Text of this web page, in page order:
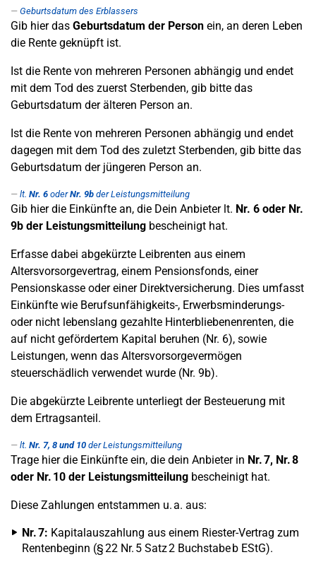
Geburtsdatum des Erblassers
Gib hier das Geburtsdatum der Person ein, an deren Leben
die Rente geknüpft ist.
Ist die Rente von mehreren Personen abhängig und endet
mit dem Tod des zuerst Sterbenden, gib bitte das
Geburtsdatum der älteren Person an.
Ist die Rente von mehreren Personen abhängig und endet
dagegen mit dem Tod des zuletzt Sterbenden, gib bitte das
Geburtsdatum der jüngeren Person an.
lt. Nr. 6 oderNr. 9b der Leistungsmitteilung
Gib hier die Einkünfte an, die Dein Anbieter lt. Nr. 6 oder Nr.
9b der Leistungsmitteilung bescheinigt hat.
Erfasse dabei abgekürzte Leibrenten aus einem
Altersvorsorgevertrag, einem Pensionsfonds, einer
Pensionskasse oder einer Direktversicherung. Dies umfasst
Einkünfte wie Berufsunfähigkeits-, Erwerbsminderungs-
oder nicht lebenslang gezahlte Hinterbliebenenrenten, die
auf nicht gefördertem Kapital beruhen (Nr. 6), sowie
Leistungen, wenn das Altersvorsorgevermögen
steuerschädlich verwendet wurde (Nr. 9b).
Die abgekürzte Leibrente unterliegt der Besteuerung mit
dem Ertragsanteil.
lt. Nr. 7, 8 und 10 der Leistungsmitteilung
Trage hier die Einkünfte ein, die dein Anbieter in Nr. 7, Nr. 8
oder Nr. 10 der Leistungsmitteilung bescheinigt hat.
Diese Zahlungen entstammen u. a. aus:
Nr. 7: Kapitalauszahlung aus einem Riester-Vertrag zum
Rentenbeginn (§ 22 Nr. 5 Satz 2 Buchstabe b EStG).